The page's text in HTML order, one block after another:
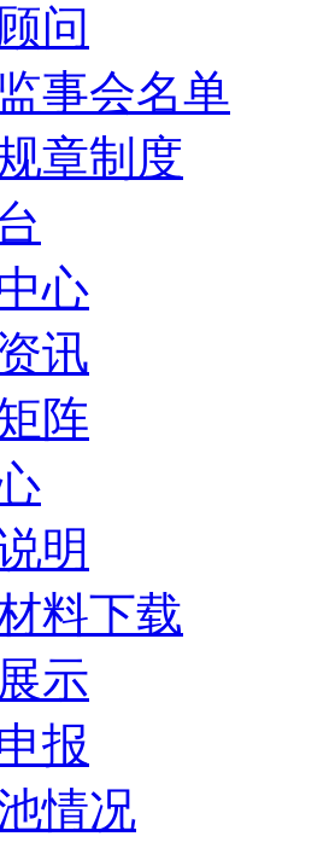
问
事会名单
章制度
心
讯
阵
明
料下载
示
报
情况